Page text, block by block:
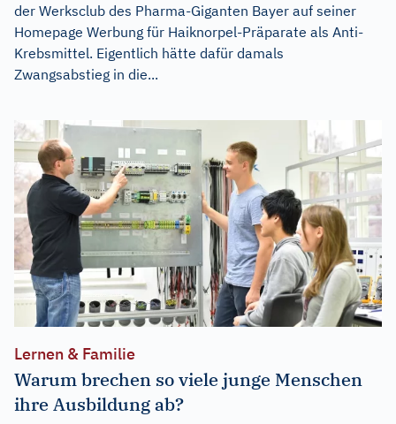
der Werksclub des Pharma-Giganten Bayer auf seiner
Homepage Werbung für Haiknorpel-Präparate als Anti-
Krebsmittel. Eigentlich hätte dafür damals
Zwangsabstieg in die...
Lernen & Familie
Warum brechen so viele junge Menschen
ihre Ausbildung ab?